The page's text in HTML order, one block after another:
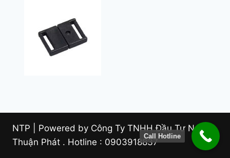
NTP | Powered by Công Ty TNHH Đầu Tư Nam
Thuận Phát . Hotline : 0903918837
Call Hotline